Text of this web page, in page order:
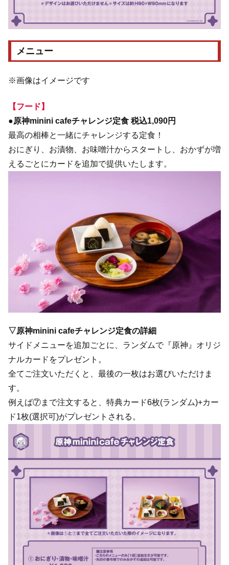
メニュー
※画像はイメージです
【フード】
●原神minini cafeチャレンジ定食 税込1,090円
最高の相棒と一緒にチャレンジする定食！
おにぎり、お漬物、お味噌汁からスタートし、おかずが増
えるごとにカードを追加で提供いたします。
▽原神minini cafeチャレンジ定食の詳細
サイドメニューを追加ごとに、ランダムで『原神』オリジ
ナルカードをプレゼント。
全てご注文いただくと、最後の一枚はお選びいただけま
す。
例えば⑦まで注文すると、特典カード6枚(ランダム)+カー
ド1枚(選択可)がプレゼントされる。